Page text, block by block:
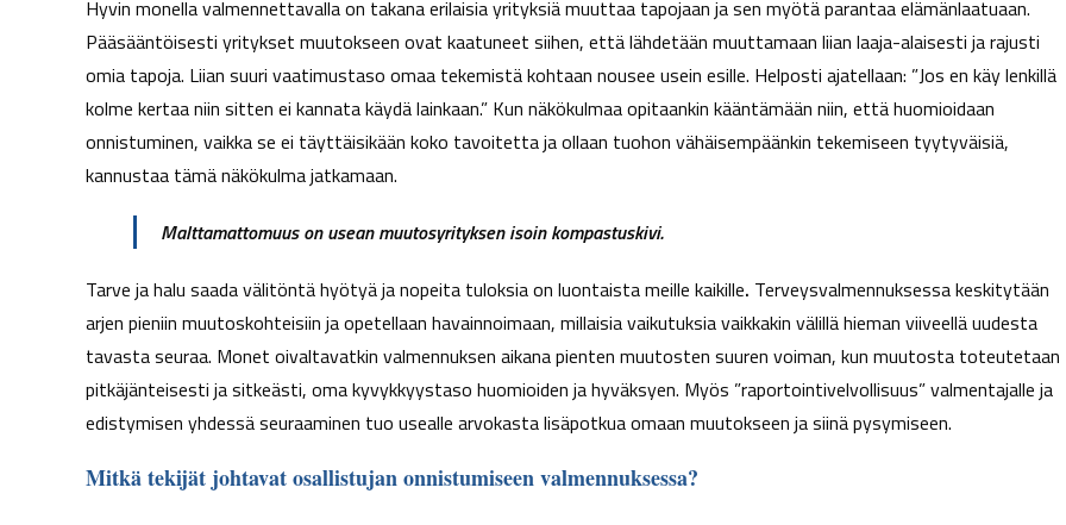
Hyvin monella valmennettavalla on takana erilaisia yrityksiä muuttaa tapojaan ja sen myötä parantaa elämänlaatuaan.
Pääsääntöisesti yritykset muutokseen ovat kaatuneet siihen, että lähdetään muuttamaan liian laaja-alaisesti ja rajusti
omia tapoja. Liian suuri vaatimustaso omaa tekemistä kohtaan nousee usein esille. Helposti ajatellaan: ”Jos en käy lenkillä
kolme kertaa niin sitten ei kannata käydä lainkaan.” Kun näkökulmaa opitaankin kääntämään niin, että huomioidaan
onnistuminen, vaikka se ei täyttäisikään koko tavoitetta ja ollaan tuohon vähäisempäänkin tekemiseen tyytyväisiä,
kannustaa tämä näkökulma jatkamaan.
Malttamattomuus on usean muutosyrityksen isoin kompastuskivi.
Tarve ja halu saada välitöntä hyötyä ja nopeita tuloksia on luontaista meille kaikille. Terveysvalmennuksessa keskitytään
arjen pieniin muutoskohteisiin ja opetellaan havainnoimaan, millaisia vaikutuksia vaikkakin välillä hieman viiveellä uudesta
tavasta seuraa. Monet oivaltavatkin valmennuksen aikana pienten muutosten suuren voiman, kun muutosta toteutetaan
pitkäjänteisesti ja sitkeästi, oma kyvykkyystaso huomioiden ja hyväksyen. Myös ”raportointivelvollisuus” valmentajalle ja
edistymisen yhdessä seuraaminen tuo usealle arvokasta lisäpotkua omaan muutokseen ja siinä pysymiseen.
Mitkä tekijät johtavat osallistujan onnistumiseen valmennuksessa?